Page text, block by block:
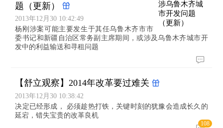
题（更新）
2013年12月30 10:42:49
杨刚涉案可能主要发生于其任乌鲁木齐市市
委书记和新疆自治区常务副主席期间，或涉及乌鲁木齐城市开
发中的利益输送和寻租问题
【舒立观察】2014年改革要过难关
2013年12月30 10:38:42
决定已经形成， 必须趁热打铁，关键时刻的犹豫会造成长久的
延宕，错失宝贵的改革良机
108